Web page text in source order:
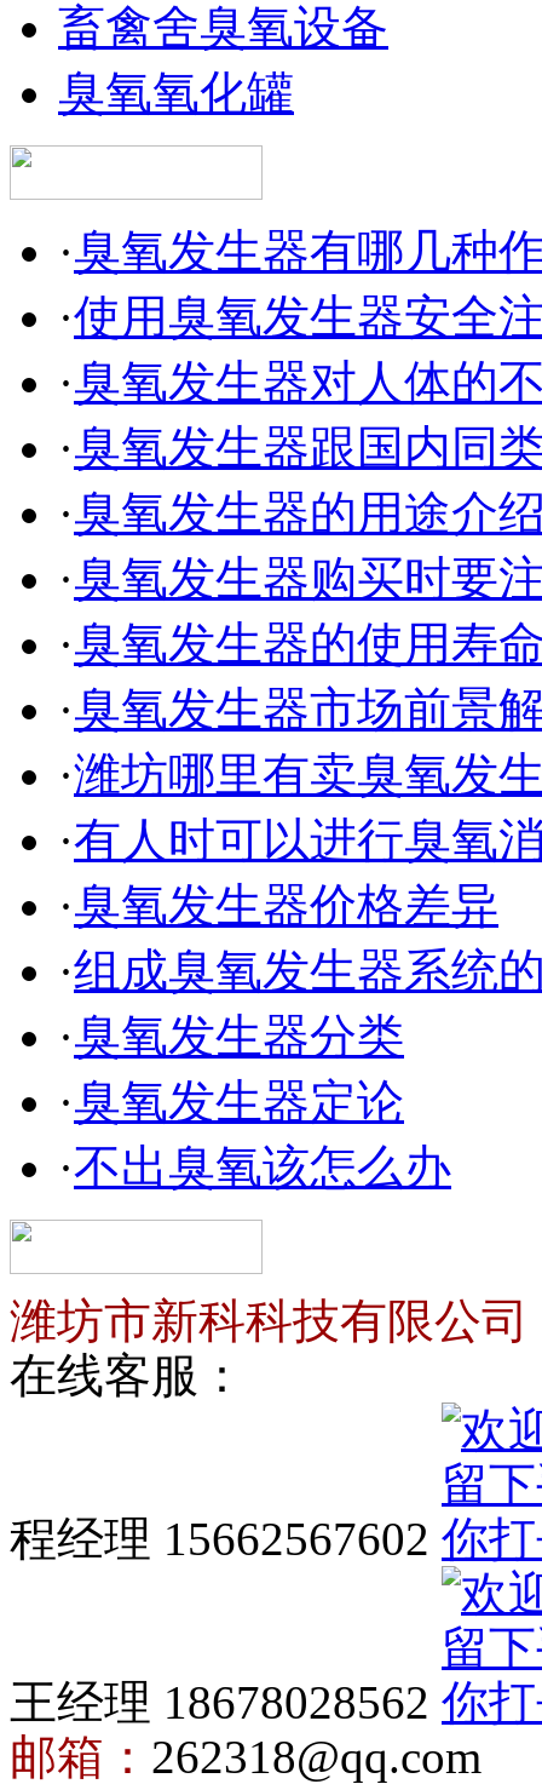
畜禽舍臭氧设备
臭氧氧化罐
·臭氧发生器有哪几种
·使用臭氧发生器安全
·臭氧发生器对人体的
·臭氧发生器跟国内同
·臭氧发生器的用途介
·臭氧发生器购买时要
·臭氧发生器的使用寿
·臭氧发生器市场前景
·潍坊哪里有卖臭氧发
·有人时可以进行臭氧
·臭氧发生器价格差异
·组成臭氧发生器系统
·臭氧发生器分类
·臭氧发生器定论
·不出臭氧该怎么办
潍坊市新科科技有限公司
在线客服：
程经理 15662567602
王经理 18678028562
邮箱： 262318@qq.com